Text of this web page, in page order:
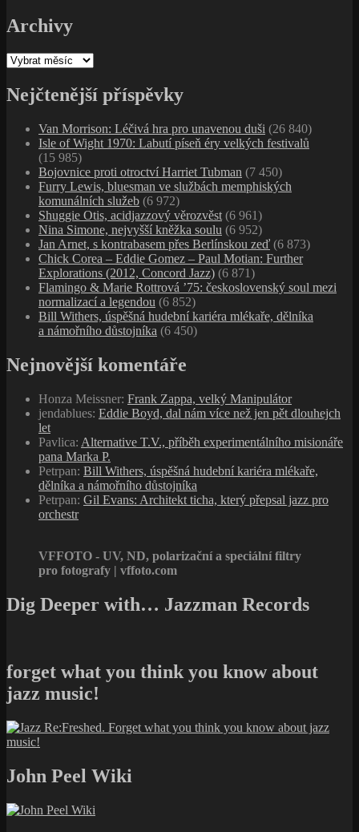
Archivy
Archivy
Nejčtenější příspěvky
Van Morrison: Léčivá hra pro unavenou duši (26 840)
Isle of Wight 1970: Labutí píseň éry velkých festivalů
(15 985)
Bojovnice proti otroctví Harriet Tubman (7 450)
Furry Lewis, bluesman ve službách memphiských
komunálních služeb (6 972)
Shuggie Otis, acidjazzový věrozvěst (6 961)
Nina Simone, nejvyšší kněžka soulu (6 952)
Jan Arnet, s kontrabasem přes Berlínskou zeď (6 873)
Chick Corea – Eddie Gomez – Paul Motian: Further
Explorations (2012, Concord Jazz) (6 871)
Flamingo & Marie Rottrová ’75: československý soul mezi
normalizací a legendou (6 852)
Bill Withers, úspěšná hudební kariéra mlékaře, dělníka
a námořního důstojníka (6 450)
Nejnovější komentáře
Honza Meissner: Frank Zappa, velký Manipulátor
jendablues: Eddie Boyd, dal nám více než jen pět dlouhejch
let
Pavlica: Alternative T.V., příběh experimentálního misionáře
pana Marka P.
Petrpan: Bill Withers, úspěšná hudební kariéra mlékaře,
dělníka a námořního důstojníka
Petrpan: Gil Evans: Architekt ticha, který přepsal jazz pro
orchestr
VFFOTO - UV, ND, polarizační a speciální filtry
pro fotografy | vffoto.com
Dig Deeper with… Jazzman Records
forget what you think you know about
jazz music!
John Peel Wiki